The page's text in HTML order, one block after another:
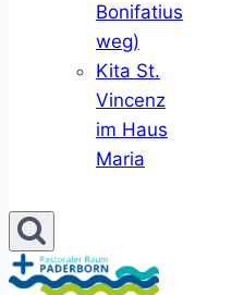
Bonifatius
weg)
Kita St.
Vincenz
im Haus
Maria